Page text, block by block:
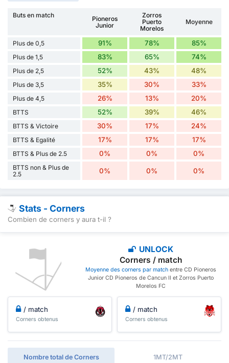
Buts en match
Pioneros
Junior
Zorros
Puerto
Morelos
Moyenne
Plus de 0,5 91% 78% 85%
Plus de 1,5 83% 65% 74%
Plus de 2,5 52% 43% 48%
Plus de 3,5 35% 30% 33%
Plus de 4,5 26% 13% 20%
BTTS 52% 39% 46%
BTTS & Victoire 30% 17% 24%
BTTS & Egalité 17% 17% 17%
BTTS & Plus de 2.5 0% 0% 0%
BTTS non & Plus de
2.5
0% 0% 0%
Stats - Corners
Combien de corners y aura t-il ?
UNLOCK
Corners / match
Moyenne des corners par match entre CD Pioneros
Junior CD Pioneros de Cancun II et Zorros Puerto
Morelos FC
/ match
Corners obtenus
/ match
Corners obtenus
Nombre total de Corners 1MT/2MT